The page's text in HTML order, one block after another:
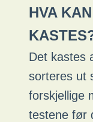
HVA
Det kastes
sorteres ut
forskjellige
testene før